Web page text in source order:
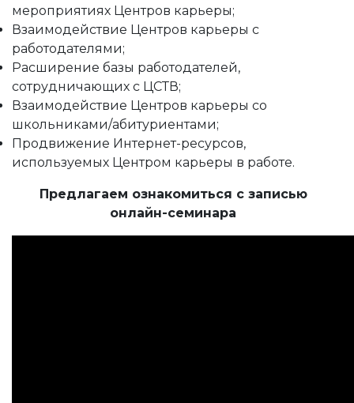
мероприятиях Центров карьеры;
Взаимодействие Центров карьеры с
работодателями;
Расширение базы работодателей,
сотрудничающих с ЦСТВ;
Взаимодействие Центров карьеры со
школьниками/абитуриентами;
Продвижение Интернет-ресурсов,
используемых Центром карьеры в работе.
Предлагаем ознакомиться с записью
онлайн-семинара